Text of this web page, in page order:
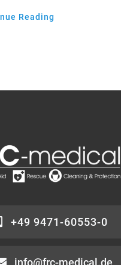
Reading
+49 9471-60553-0
info@frc-medical.de